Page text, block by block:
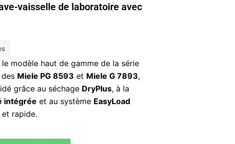
vaisselle de laboratoire avec
modèle haut de gamme de la série
Miele PG 8593 et Miele G 7893,
grâce au séchage DryPlus, à la
intégrée et au système EasyLoad
rapide.